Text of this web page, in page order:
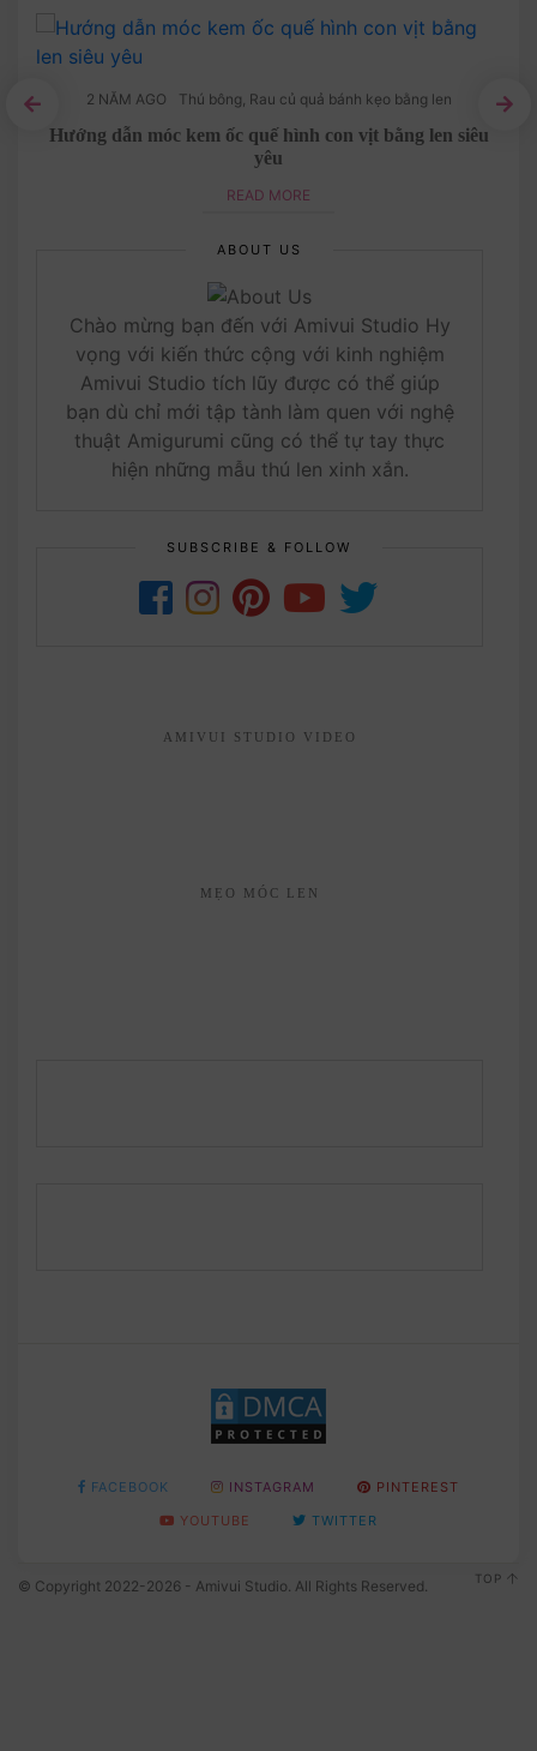
2 NĂM AGO Thú bông Rau củ quả bánh kẹo bằng len
Hướng dẫn móc kem ốc quế hình con vịt bằng len siêu
yêu
READ MORE
ABOUT US
Chào mừng bạn đến với Amivui Studio Hy
vọng với kiến thức cộng với kinh nghiệm
Amivui Studio tích lũy được có thể giúp
bạn dù chỉ mới tập tành làm quen với nghệ
thuật Amigurumi cũng có thể tự tay thực
hiện những mẫu thú len xinh xắn.
SUBSCRIBE & FOLLOW
AMIVUI STUDIO VIDEO
MẸO MÓC LEN
FACEBOOK INSTAGRAM
PINTEREST
YOUTUBE
TWITTER
© Copyright 2022-2026 - Amivui Studio. All Rights Reserved. TOP